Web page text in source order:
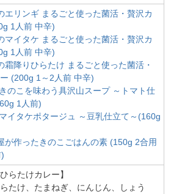
エリンギ まるごと使った菌活・贅沢カ
1人前 中辛)
マイタケ まるごと使った菌活・贅沢カ
1人前 中辛)
霜降りひらたけ まるごと使った菌活・
(200g 1～2人前 中辛)
のこを味わう具沢山スープ ～トマト仕
1人前)
イタケポタージュ ～豆乳仕立て～(160g
が作ったきのこごはんの素 (150g 2合用
らたけカレー】
たけ、たまねぎ、にんじん、しょう